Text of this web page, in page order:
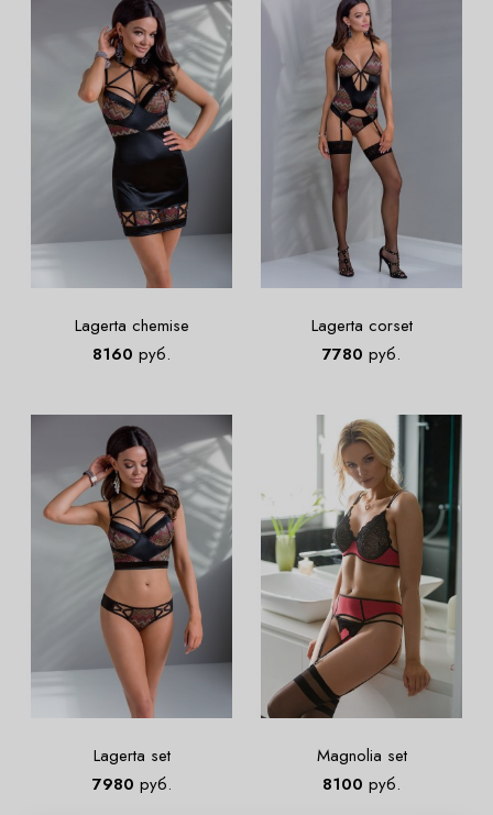
Lagerta chemise
8160 руб.
Lagerta corset
7780 руб.
Lagerta set
7980 руб.
Magnolia set
8100 руб.